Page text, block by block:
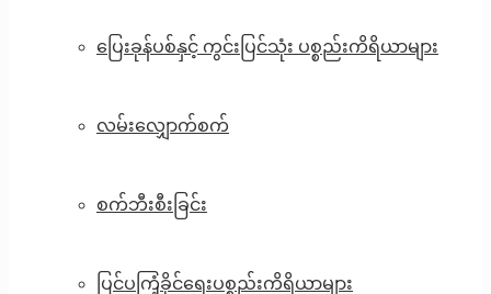
ပြေးခုန်ပစ်နှင့် ကွင်းပြင်သုံး ပစ္စည်းကိရိယာများ
လမ်းလျှောက်စက်
စက်ဘီးစီးခြင်း
ပြင်ပကြံ့ခိုင်ရေးပစ္စည်းကိရိယာများ